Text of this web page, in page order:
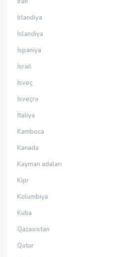
İrlandiya
İslandiya
İspaniya
İsrail
İsveç
İsveçrə
İtaliya
Kamboca
Kanada
Kayman adaları
Kipr
Kolumbiya
Kuba
Qazaxıstan
Qətər